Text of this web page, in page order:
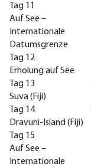
Tag 11
Auf See –
Internationale
Datumsgrenze
Tag 12
Erholung auf See
Tag 13
Suva (Fiji)
Tag 14
Dravuni-Island (Fiji)
Tag 15
Auf See –
Internationale